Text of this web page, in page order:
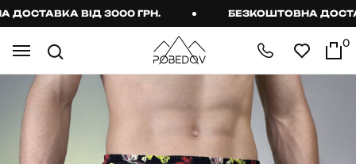
ВІД 3000 ГРН. БЕЗКОШТОВНА
0